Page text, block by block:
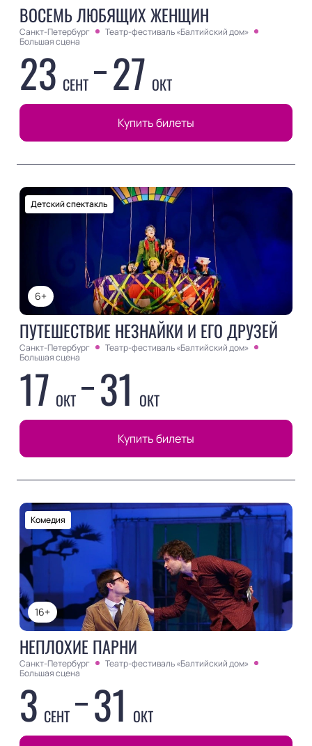
ВОСЕМЬ ЛЮБЯЩИХ ЖЕНЩИН
Санкт-Петербург
Театр-фестиваль «Балтийский дом»
Большая сцена
23 СЕНТ 27 ОКТ
Купить билеты
6+
Детский спектакль
ПУТЕШЕСТВИЕ НЕЗНАЙКИ И ЕГО ДРУЗЕЙ
Санкт-Петербург
Театр-фестиваль «Балтийский дом»
Большая сцена
17 ОКТ 31 ОКТ
Купить билеты
16+
Комедия
НЕПЛОХИЕ ПАРНИ
Санкт-Петербург
Театр-фестиваль «Балтийский дом»
Большая сцена
3 СЕНТ 31 ОКТ